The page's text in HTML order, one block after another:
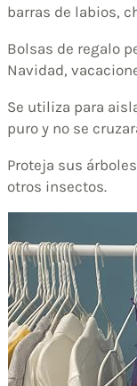
barras de labios,
Bolsas de regalo
Navidad,
Se utiliza para
puro y no se
Proteja sus
otros insectos.